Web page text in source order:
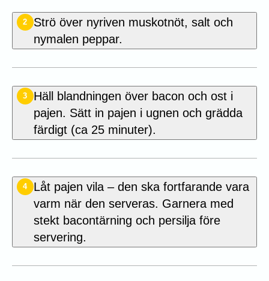
2
Strö över nyriven muskotnöt, salt och
nymalen peppar.
3
Häll blandningen över bacon och ost i
pajen. Sätt in pajen i ugnen och grädda
färdigt (ca 25 minuter).
4
Låt pajen vila – den ska fortfarande vara
varm när den serveras. Garnera med
stekt bacontärning och persilja före
servering.